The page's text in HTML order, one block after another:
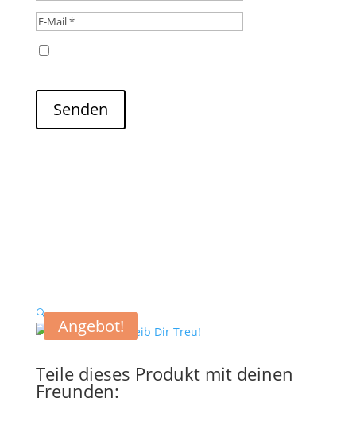
Senden
Angebot!
🔍
Teile dieses Produkt mit deinen
Freunden: